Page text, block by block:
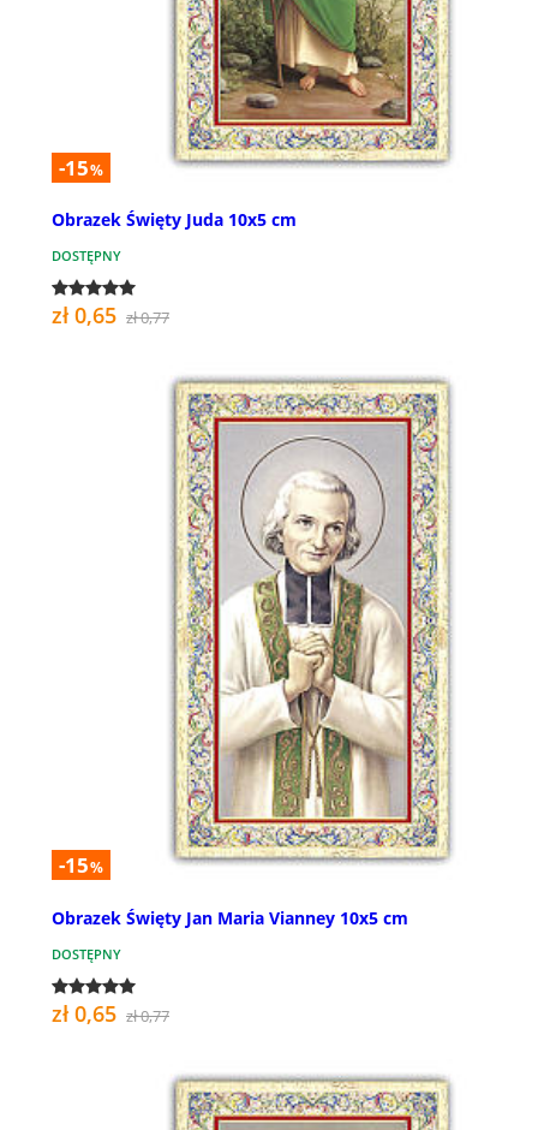
-15%
Obrazek Święty Juda 10x5 cm
DOSTĘPNY
zł 0,65 zł 0,77
-15%
Obrazek Święty Jan Maria Vianney 10x5 cm
DOSTĘPNY
zł 0,65 zł 0,77